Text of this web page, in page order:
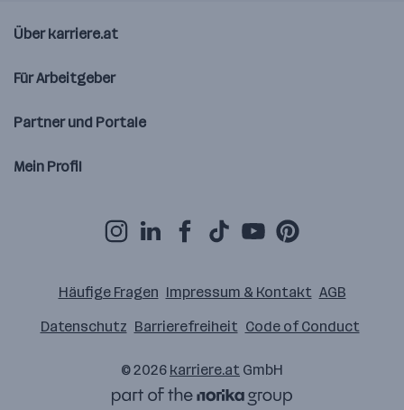
Über karriere.at
Für Arbeitgeber
Partner und Portale
Mein Profil
Häufige Fragen Impressum & Kontakt AGB
Datenschutz Barrierefreiheit Code of Conduct
© 2026 karriere.at GmbH